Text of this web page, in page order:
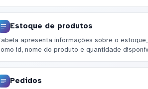
Estoque de produtos
apresenta informações sobre o
id, nome do produto e quantidade
Pedidos